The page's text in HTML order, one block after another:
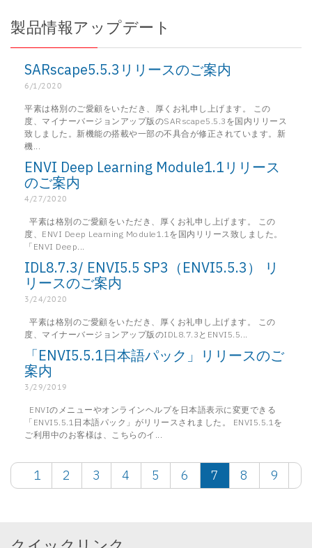
製品情報アップデート
SARscape5.5.3リリースのご案内
6/1/2020
平素は格別のご愛顧をいただき、厚くお礼申し上げます。 この
度、マイナーバージョンアップ版のSARscape5.5.3を国内リリース
致しました。新機能の搭載や一部の不具合が修正されています。新
機...
ENVI Deep Learning Module1.1リリース
のご案内
4/27/2020
平素は格別のご愛顧をいただき、厚くお礼申し上げます。 この
度、ENVI Deep Learning Module1.1を国内リリース致しました。
「ENVI Deep...
IDL8.7.3/ ENVI5.5 SP3（ENVI5.5.3） リ
リースのご案内
3/24/2020
平素は格別のご愛顧をいただき、厚くお礼申し上げます。 この
度、マイナーバージョンアップ版のIDL8.7.3とENVI5.5...
「ENVI5.5.1日本語パック」リリースのご
案内
3/29/2019
ENVIのメニューやオンラインヘルプを日本語表示に変更できる
「ENVI5.5.1日本語パック」がリリースされました。 ENVI5.5.1を
ご利用中のお客様は、こちらのイ...
1 2 3 4 5 6 7 8 9